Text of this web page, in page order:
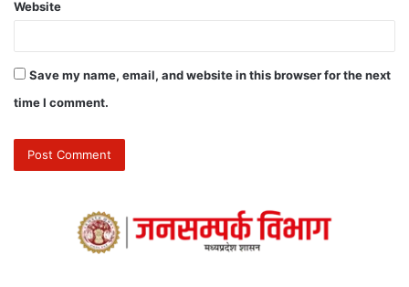
Website
Save my name, email, and website in this browser for the next
time I comment.